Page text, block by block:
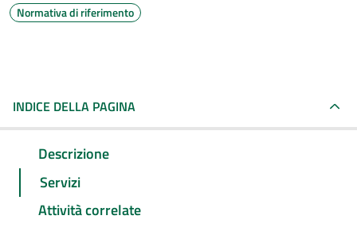
Normativa di riferimento
INDICE DELLA PAGINA
Descrizione
Servizi
Attività correlate